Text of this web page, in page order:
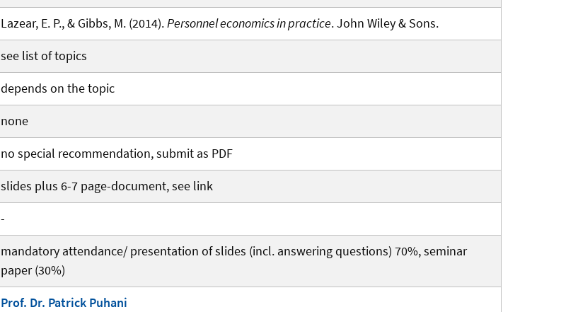
Lazear, E. P., & Gibbs, M. (2014).Personnel economics in practice. John Wiley & Sons.
see list of topics
depends on the topic
none
no special recommendation, submit as PDF
slides plus 6-7 page-document, see link
-
mandatory attendance/ presentation of slides (incl. answering questions) 70%, seminar
paper (30%)
Prof. Dr. Patrick Puhani